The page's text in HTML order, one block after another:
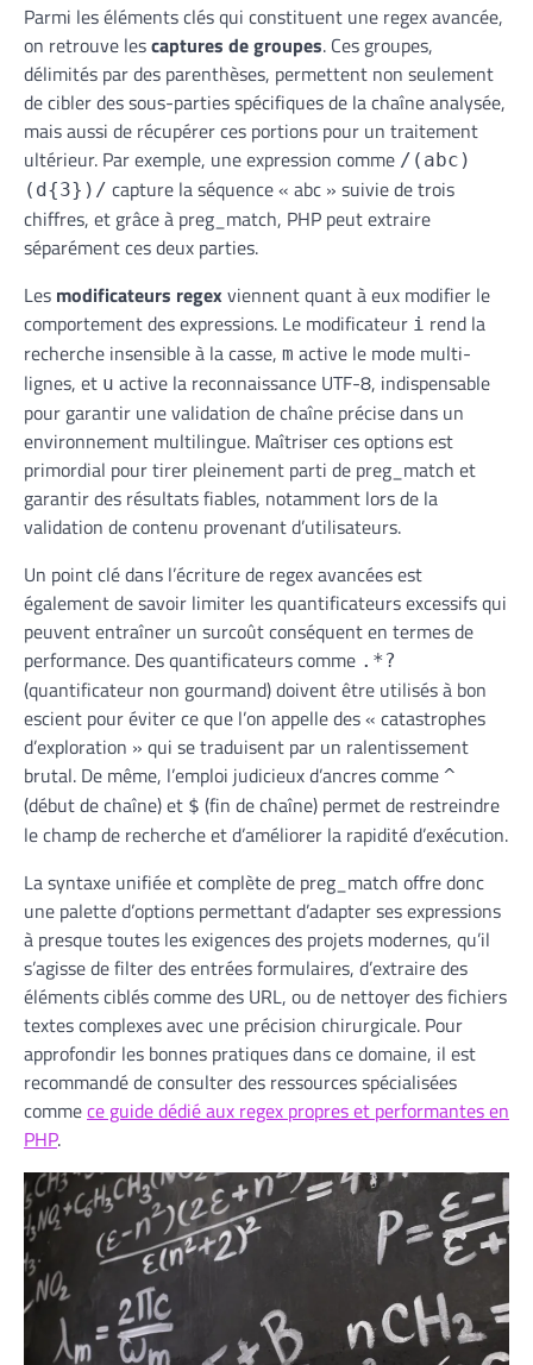
Parmi les éléments clés qui constituent une regex avancée,
on retrouve lescaptures de groupes. Ces groupes,
délimités par des parenthèses, permettent non seulement
de cibler des sous-parties spécifiques de la chaîne analysée,
mais aussi de récupérer ces portions pour un traitement
ultérieur. Par exemple, une expression comme /(abc)
(d{3})/ capture la séquence « abc » suivie de trois
chiffres, et grâce à preg_match, PHP peut extraire
séparément ces deux parties.
Les modificateurs regexviennent quant à eux modifier le
comportement des expressions. Le modificateur i rend la
recherche insensible à la casse, m active le mode multi-
lignes, et u active la reconnaissance UTF-8, indispensable
pour garantir une validation de chaîne précise dans un
environnement multilingue. Maîtriser ces options est
primordial pour tirer pleinement parti de preg_match et
garantir des résultats fiables, notamment lors de la
validation de contenu provenant d’utilisateurs.
Un point clé dans l’écriture de regex avancées est
également de savoir limiter les quantificateurs excessifs qui
peuvent entraîner un surcoût conséquent en termes de
performance. Des quantificateurs comme .*?
(quantificateur non gourmand) doivent être utilisés à bon
escient pour éviter ce que l’on appelle des « catastrophes
d’exploration » qui se traduisent par un ralentissement
brutal. De même, l’emploi judicieux d’ancres comme ^
(début de chaîne) et $ (fin de chaîne) permet de restreindre
le champ de recherche et d’améliorer la rapidité d’exécution.
La syntaxe unifiée et complète de preg_match offre donc
une palette d’options permettant d’adapter ses expressions
à presque toutes les exigences des projets modernes, qu’il
s’agisse de filter des entrées formulaires, d’extraire des
éléments ciblés comme des URL, ou de nettoyer des fichiers
textes complexes avec une précision chirurgicale. Pour
approfondir les bonnes pratiques dans ce domaine, il est
recommandé de consulter des ressources spécialisées
commece guide dédié aux regex propres et performantes en
PHP.